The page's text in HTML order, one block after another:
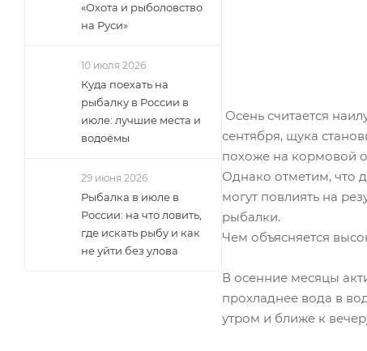
Осень считается
сентября, щука
похоже на кормовой
Однако отметим, что
могут повлиять на
рыбалки.
Чем объясняется
В осенние месяцы
прохладнее вода в
утром и ближе к
«Охота и рыболовство
на Руси»
10 июля 2026
Куда поехать на
рыбалку в России в
июле: лучшие места и
водоёмы
29 июня 2026
Рыбалка в июле в
России: на что ловить,
где искать рыбу и как
не уйти без улова